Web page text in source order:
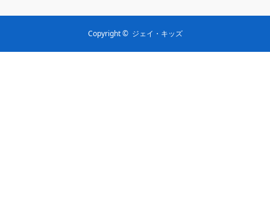
Copyright © ジェイ・キッズ